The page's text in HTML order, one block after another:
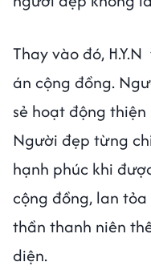
Thay vào đó,
án cộng đồng.
sẻ hoạt động
Người đẹp từng
hạnh phúc khi
cộng đồng, lan
thần thanh niên
diện.